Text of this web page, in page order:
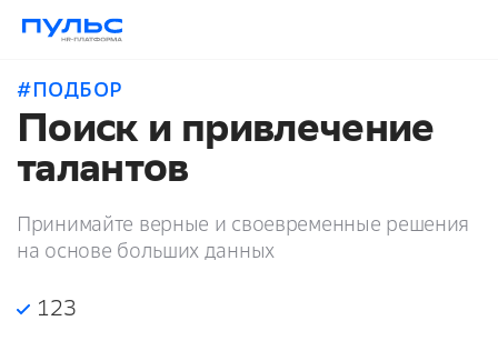
#ПОДБОР
Поиск и привлечение
талантов
Принимайте верные и своевременные решения
на основе больших данных
123